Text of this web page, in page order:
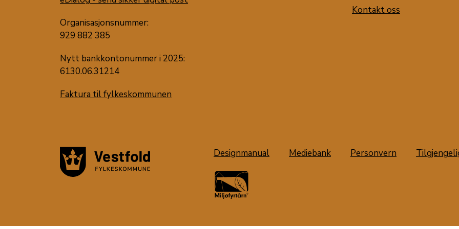
Organisasjonsnummer:
929 882 385
Nytt bankkontonummer i 2025:
6130.06.31214
Faktura til fylkeskommunen
Kontakt oss
Designmanual Mediebank Personvern